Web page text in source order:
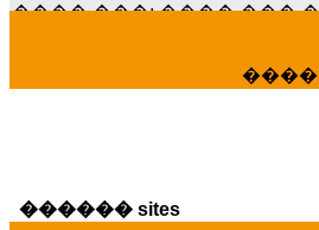
15:07
���� �����
LavantiS :����� ����
veronica : E���� 2012
�������
������ sites